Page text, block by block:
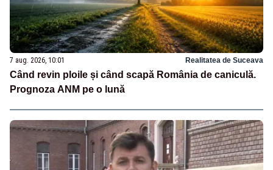
7 aug. 2026, 10:01 Realitatea de Suceava
Când revin ploile și când scapă România de caniculă.
Prognoza ANM pe o lună